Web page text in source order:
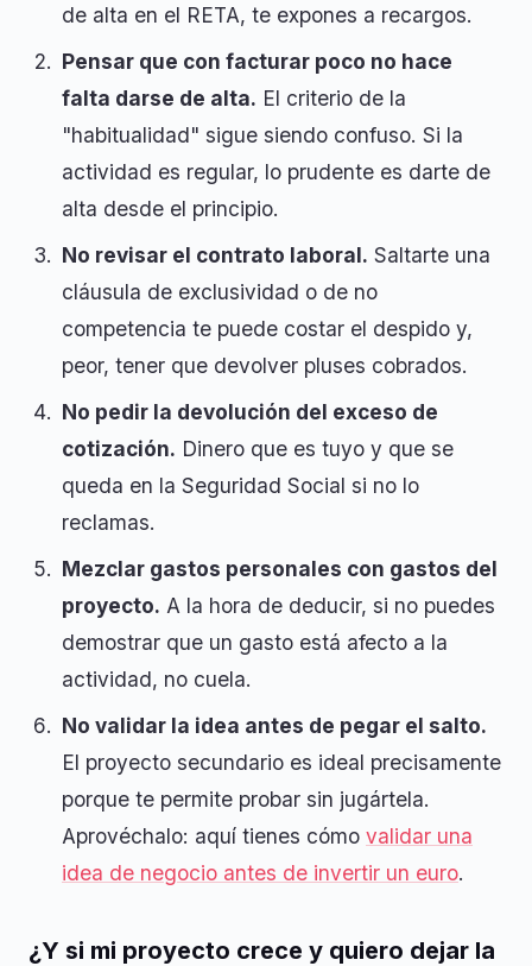
de alta en el RETA, te expones a recargos.
Pensar que con facturar poco no hace
falta darse de alta. El criterio de la
"habitualidad" sigue siendo confuso. Si la
actividad es regular, lo prudente es darte de
alta desde el principio.
No revisar el contrato laboral. Saltarte una
cláusula de exclusividad o de no
competencia te puede costar el despido y,
peor, tener que devolver pluses cobrados.
No pedir la devolución del exceso de
cotización. Dinero que es tuyo y que se
queda en la Seguridad Social si no lo
reclamas.
Mezclar gastos personales con gastos del
proyecto. A la hora de deducir, si no puedes
demostrar que un gasto está afecto a la
actividad, no cuela.
No validar la idea antes de pegar el salto.
El proyecto secundario es ideal precisamente
porque te permite probar sin jugártela.
Aprovéchalo: aquí tienes cómo validar una
idea de negocio antes de invertir un euro.
¿Y si mi proyecto crece y quiero dejar la